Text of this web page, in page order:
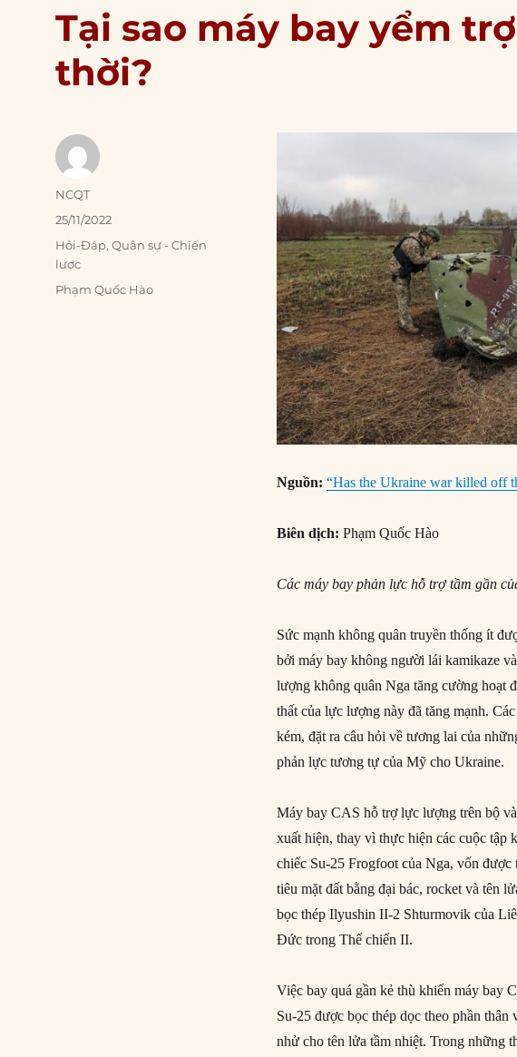
Tại sao máy bay yểm
thời?
Nguồn: “Has the Ukraine war killed off
Biên dịch:Phạm Quốc Hào
Các máy bay phản lực hỗ trợ tầm gần
Sức mạnh không quân truyền thống ít
bởi máy bay không người lái kamikaze
lượng không quân Nga tăng cường hoạt
thất của lực lượng này đã tăng mạnh.
kém, đặt ra câu hỏi về tương lai của
phản lực tương tự của Mỹ cho Ukraine.
Máy bay CAS hỗ trợ lực lượng trên bộ
xuất hiện, thay vì thực hiện các cuộc
chiếc Su-25 Frogfoot của Nga, vốn được
tiêu mặt đất bằng đại bác, rocket và tên
bọc thép Ilyushin II-2 Shturmovik của
Đức trong Thế chiến II.
Việc bay quá gần kẻ thù khiến máy bay
Su-25 được bọc thép dọc theo phần thân
nhử cho tên lửa tầm nhiệt. Trong những
Author
NCQT
Posted
on
25/11/2022
Categories
Hỏi-Đáp,Quân sự - Chiến
lược
Tags
Phạm Quốc Hào